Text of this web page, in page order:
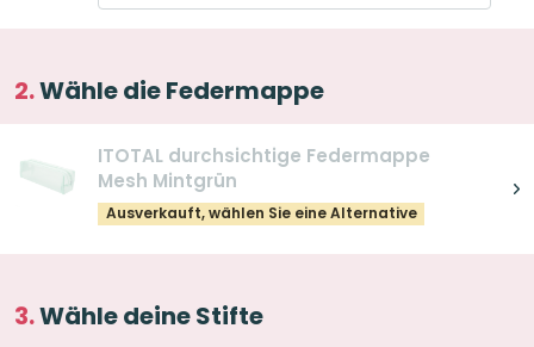
Wähle die Federmappe
ITOTAL durchsichtige Federmappe
Mesh Mintgrün
Ausverkauft, wählen Sie eine Alternative
Wähle deine Stifte